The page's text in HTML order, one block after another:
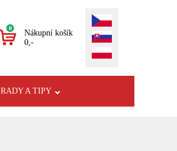
0
Nákupní košík
0,-
RADY A TIPY